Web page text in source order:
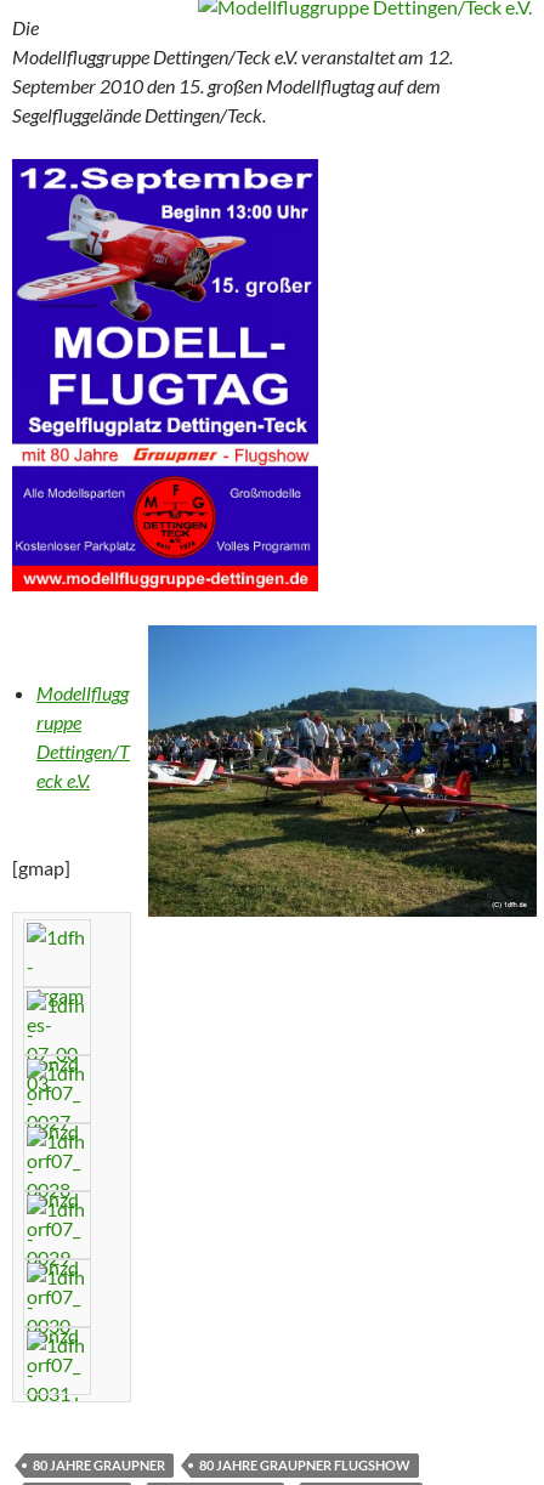
Die
Modellfluggruppe Dettingen/Teck e.V. veranstaltet am 12.
September 2010 den 15. großen Modellflugtag auf dem
Segelfluggelände Dettingen/Teck.
Modellflugg
ruppe
Dettingen/T
eck e.V.
[gmap]
80 JAHRE GRAUPNER
80 JAHRE GRAUPNER FLUGSHOW